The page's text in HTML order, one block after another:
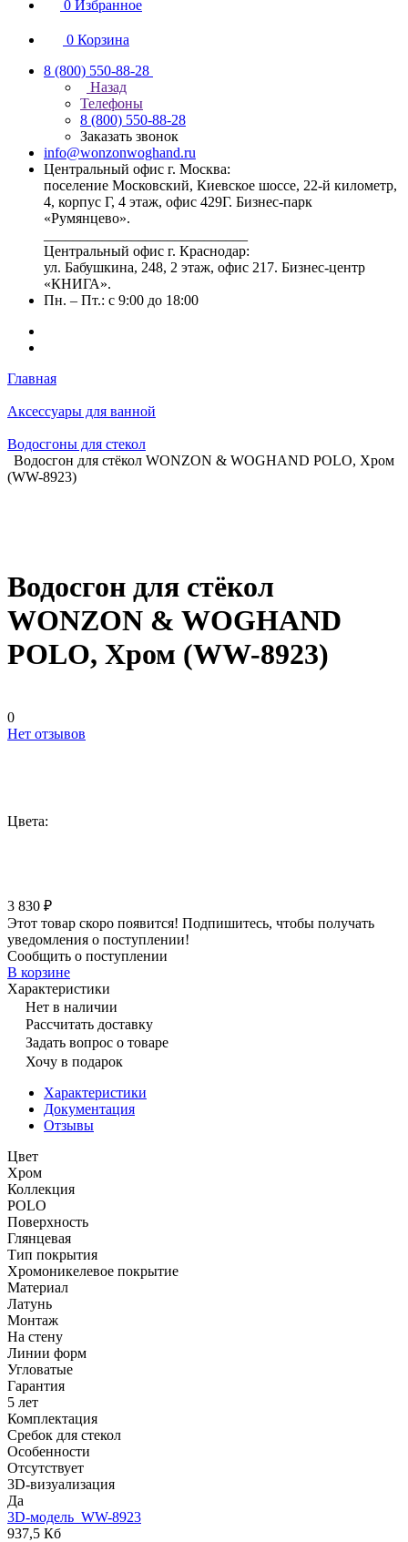
0 Избранное
0 Корзина
8 (800) 550-88-28
Назад
Телефоны
8 (800) 550-88-28
Заказать звонок
info@wonzonwoghand.ru
Центральный офис г. Москва:
поселение Московский, Киевское шоссе, 22-й километр,
4, корпус Г, 4 этаж, офис 429Г. Бизнес-парк
«Румянцево».
Центральный офис г. Краснодар:
ул. Бабушкина, 248, 2 этаж, офис 217. Бизнес-центр
«КНИГА».
Пн. – Пт.: с 9:00 до 18:00
Главная
Аксессуары для ванной
Водосгоны для стекол
Водосгон для стёкол WONZON & WOGHAND POLO, Хром
(WW-8923)
Водосгон для стёкол
WONZON & WOGHAND
POLO, Хром (WW-8923)
0
Нет отзывов
Цвета:
3 830 ₽
Этот товар скоро появится! Подпишитесь, чтобы получать
уведомления о поступлении!
Сообщить о поступлении
В корзине
Характеристики
Нет в наличии
Рассчитать доставку
Задать вопрос о товаре
Хочу в подарок
Характеристики
Документация
Отзывы
Цвет
Хром
Коллекция
POLO
Поверхность
Глянцевая
Тип покрытия
Хромоникелевое покрытие
Материал
Латунь
Монтаж
На стену
Линии форм
Угловатые
Гарантия
5 лет
Комплектация
Сребок для стекол
Особенности
Отсутствует
3D-визуализация
Да
3D-модель_WW-8923
937,5 Кб